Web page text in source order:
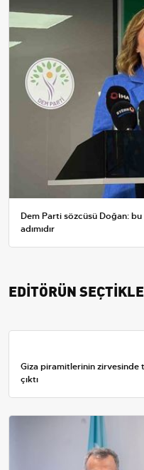
Dem Parti sözcüsü Doğan:
adımıdır
EDİTÖRÜN
Giza piramitlerinin zirvesinde
çıktı